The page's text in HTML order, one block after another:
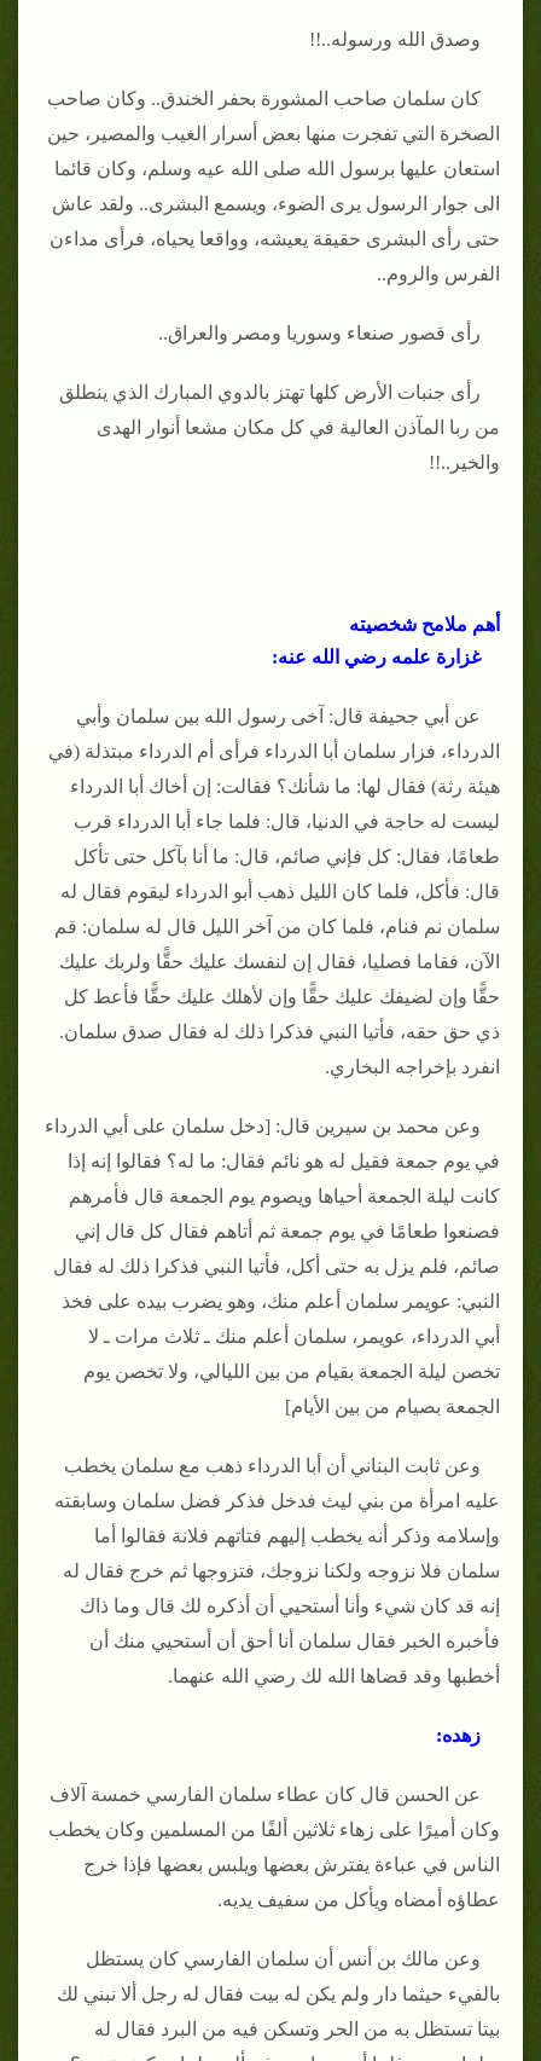
وصدق الله ورسوله..!!
كان سلمان صاحب المشورة بحفر الخندق.. وكان صاحب
الصخرة التي تفجرت منها بعض أسرار الغيب والمصير، حين
استعان عليها برسول الله صلى الله عيه وسلم، وكان قائما
الى جوار الرسول يرى الضوء، ويسمع البشرى.. ولقد عاش
حتى رأى البشرى حقيقة يعيشه، وواقعا يحياه، فرأى مداءن
الفرس والروم..
رأى قصور صنعاء وسوريا ومصر والعراق..
رأى جنبات الأرض كلها تهتز بالدوي المبارك الذي ينطلق
من ربا المآذن العالية في كل مكان مشعا أنوار الهدى
والخير..!!
أهم ملامح شخصيته
غزارة علمه رضي الله عنه:
عن أبي جحيفة قال: آخى رسول الله بين سلمان وأبي
الدرداء، فزار سلمان أبا الدرداء فرأى أم الدرداء مبتذلة (في
هيئة رثة) فقال لها: ما شأنك؟ فقالت: إن أخاك أبا الدرداء
ليست له حاجة في الدنيا، قال: فلما جاء أبا الدرداء قرب
طعامًا، فقال: كل فإني صائم، قال: ما أنا بآكل حتى تأكل
قال: فأكل، فلما كان الليل ذهب أبو الدرداء ليقوم فقال له
سلمان نم فنام، فلما كان من آخر الليل قال له سلمان: قم
الآن، فقاما فصليا، فقال إن لنفسك عليك حقًّا ولربك عليك
حقًّا وإن لضيفك عليك حقًّا وإن لأهلك عليك حقًّا فأعط كل
ذي حق حقه، فأتيا النبي فذكرا ذلك له فقال صدق سلمان.
انفرد بإخراجه البخاري.
وعن محمد بن سيرين قال: [دخل سلمان على أبي الدرداء
في يوم جمعة فقيل له هو نائم فقال: ما له؟ فقالوا إنه إذا
كانت ليلة الجمعة أحياها ويصوم يوم الجمعة قال فأمرهم
فصنعوا طعامًا في يوم جمعة ثم أتاهم فقال كل قال إني
صائم، فلم يزل به حتى أكل، فأتيا النبي فذكرا ذلك له فقال
النبي: عويمر سلمان أعلم منك، وهو يضرب بيده على فخذ
أبي الدرداء، عويمر، سلمان أعلم منك ـ ثلاث مرات ـ لا
تخصن ليلة الجمعة بقيام من بين الليالي، ولا تخصن يوم
الجمعة بصيام من بين الأيام]
وعن ثابت البناني أن أبا الدرداء ذهب مع سلمان يخطب
عليه امرأة من بني ليث فدخل فذكر فضل سلمان وسابقته
وإسلامه وذكر أنه يخطب إليهم فتاتهم فلانة فقالوا أما
سلمان فلا نزوجه ولكنا نزوجك، فتزوجها ثم خرج فقال له
إنه قد كان شيء وأنا أستحيي أن أذكره لك قال وما ذاك
فأخبره الخبر فقال سلمان أنا أحق أن أستحيي منك أن
أخطبها وقد قضاها الله لك رضي الله عنهما.
زهده:
عن الحسن قال كان عطاء سلمان الفارسي خمسة آلاف
وكان أميرًا على زهاء ثلاثين ألفًا من المسلمين وكان يخطب
الناس في عباءة يفترش بعضها ويلبس بعضها فإذا خرج
عطاؤه أمضاه ويأكل من سفيف يديه.
وعن مالك بن أنس أن سلمان الفارسي كان يستظل
بالفيء حيثما دار ولم يكن له بيت فقال له رجل ألا نبني لك
بيتا تستظل به من الحر وتسكن فيه من البرد فقال له